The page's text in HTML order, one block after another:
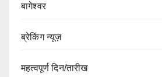
बागेश्वर
ब्रेकिंग न्यूज़
महत्वपूर्ण दिन/तारीख